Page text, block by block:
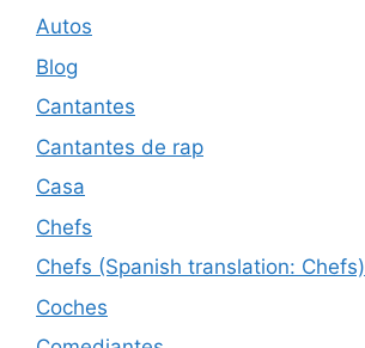
Autos
Blog
Cantantes
Cantantes de rap
Casa
Chefs
Chefs (Spanish translation: Chefs)
Coches